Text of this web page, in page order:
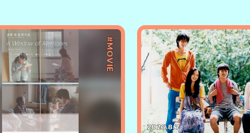
#MOVIE
2026.8.7